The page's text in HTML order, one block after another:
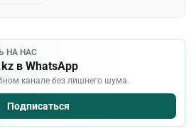
НА НАС
в WhatsApp
канале без лишнего шума.
Подписаться